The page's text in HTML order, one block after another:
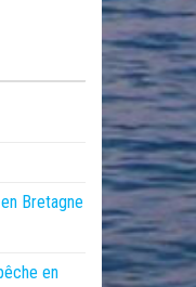
Bretagne
en